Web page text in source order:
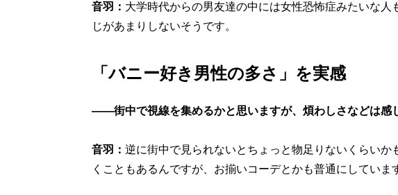
音羽： 大学時代からの男友達の中には女性恐怖症みたいな
じがあまりしないそうです。
「バニー好き男性の多さ」を実感
――街中で視線を集めるかと思いますが、煩わしさなどは感
音羽： 逆に街中で見られないとちょっと物足りないくらい
くこともあるんですが、お揃いコーデとかも普通にしていま